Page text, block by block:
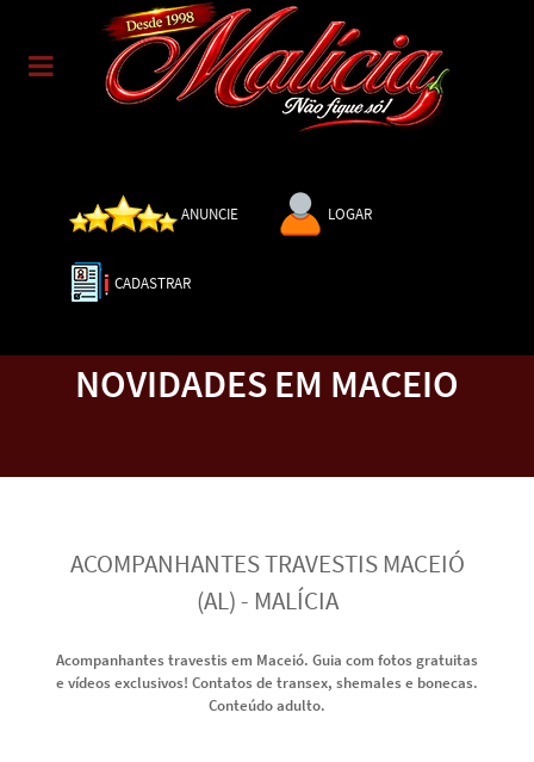
ANUNCIE LOGAR
CADASTRAR
NOVIDADES EM MACEIO
ACOMPANHANTES TRAVESTIS MACEIÓ
(AL) - MALÍCIA
Acompanhantes travestis em Maceió. Guia com fotos gratuitas
e vídeos exclusivos! Contatos de transex, shemales e bonecas.
Conteúdo adulto.